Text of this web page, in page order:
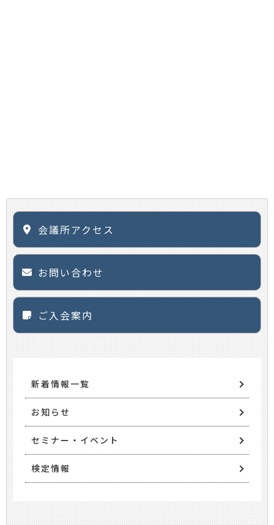
会議所アクセス
お問い合わせ
ご入会案内
新着情報一覧
お知らせ
セミナー・イベント
検定情報